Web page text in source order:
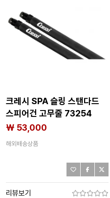
크레시 SPA 슬링 스탠다드
스피어건 고무줄 73254
₩ 53,000
해외배송상품
리뷰보기